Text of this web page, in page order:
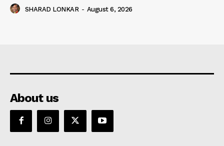
SHARAD LONKAR - August 6, 2026
About us